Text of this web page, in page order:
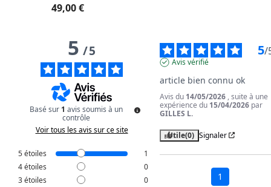
49,00 €
5/5
Basé sur 1 avis soumis à un
contrôle
Voir tous les avis sur ce site
5étoiles
1
4étoiles
0
3étoiles
0
5/
Avis vérifié
article bien connu ok
Avis du 14/05/2026 , suite à une
expérience du 15/04/2026 par
GILLES L.
Utile(0) Signaler
1